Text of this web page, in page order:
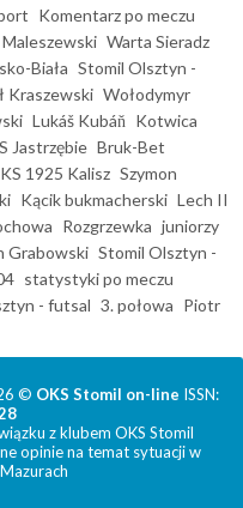
Komentarz po meczu
Warta Sieradz
Biała Stomil Olsztyn -
Kraszewski Wołodymyr
Lukáš Kubáň Kotwica
Jastrzębie Bruk-Bet
1925 Kalisz Szymon
Kącik bukmacherski Lech II
Rozgrzewka juniorzy
Grabowski Stomil Olsztyn -
statystyki po meczu
- futsal 3. połowa Piotr
© OKS Stomil on-line ISSN:
z klubem OKS Stomil
opinie na temat sytuacji w